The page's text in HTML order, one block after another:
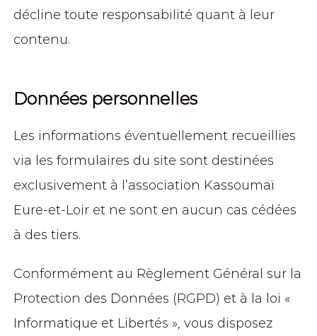
décline toute responsabilité quant à leur
contenu.
Données personnelles
Les informations éventuellement recueillies
via les formulaires du site sont destinées
exclusivement à l’association Kassoumaï
Eure-et-Loir et ne sont en aucun cas cédées
à des tiers.
Conformément au Règlement Général sur la
Protection des Données (RGPD) et à la loi «
Informatique et Libertés », vous disposez